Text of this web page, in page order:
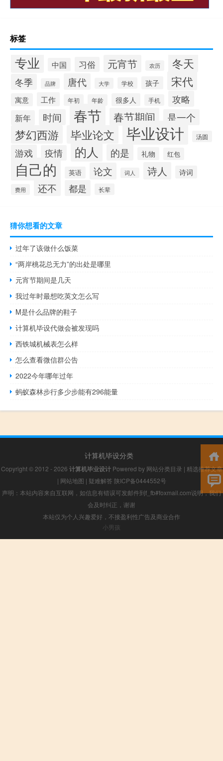
标签
专业 中国 习俗 元宵节 农历 冬天
冬季 品牌 唐代 大学 学校 孩子 宋代
寓意 工作 年初 年龄 很多人 手机 攻略
新年 时间 春节 春节期间 是一个
梦幻西游 毕业论文 毕业设计 汤圆
游戏 疫情 的人 的是 礼物 红包
自己的 英语 论文 词人 诗人 诗词
费用 还不 都是 长辈
猜你想看的文章
过年了该做什么饭菜
“两岸桃花总无力”的出处是哪里
元宵节期间是几天
我过年时最想吃英文怎么写
M是什么品牌的鞋子
计算机毕设代做会被发现吗
西铁城机械表怎么样
怎么查看微信群公告
2022今年哪年过年
蚂蚁森林步行多少步能有296能量
计算机毕设分类
Copyright © 2012 - 2026 计算机毕业设计Powered by 网站分类目录 | 精选推荐文章
| 网站地图 | 疑难解答 陕ICP备0444552号
声明：本站内容来自互联网，如信息有错误可发邮件到f_fb#foxmail.com说明，我们
会及时纠正，谢谢
本站仅为个人兴趣爱好，不接盈利性广告及商业合作
小男孩